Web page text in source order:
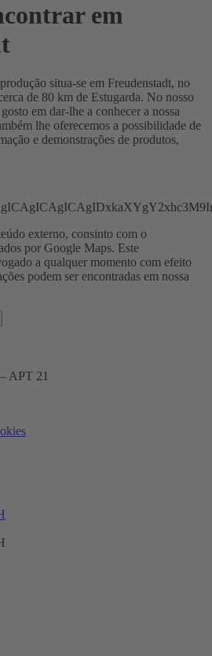
em
situa-se em Freudenstadt, no
de 80 km de Estugarda. No nosso
em dar-lhe a conhecer a nossa
lhe oferecemos a possibilidade de
e demonstrações de produtos,
externo, consinto com o
por Google Maps. Este
a qualquer momento com efeito
podem ser encontradas em nossa
APT 21